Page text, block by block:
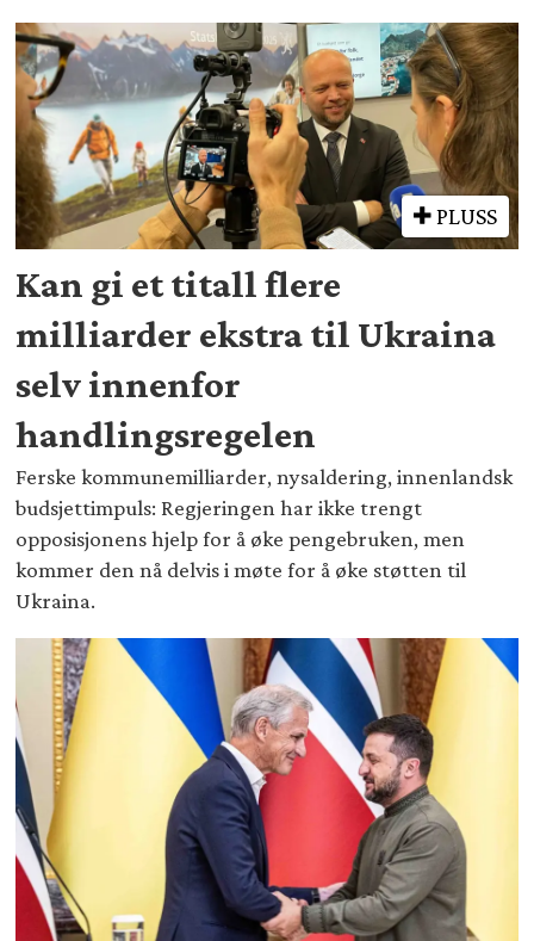
PLUSS
Kan gi et titall flere
milliarder ekstra til Ukraina
selv innenfor
handlingsregelen
Ferske kommunemilliarder, nysaldering, innenlandsk
budsjettimpuls: Regjeringen har ikke trengt
opposisjonens hjelp for å øke pengebruken, men
kommer den nå delvis i møte for å øke støtten til
Ukraina.